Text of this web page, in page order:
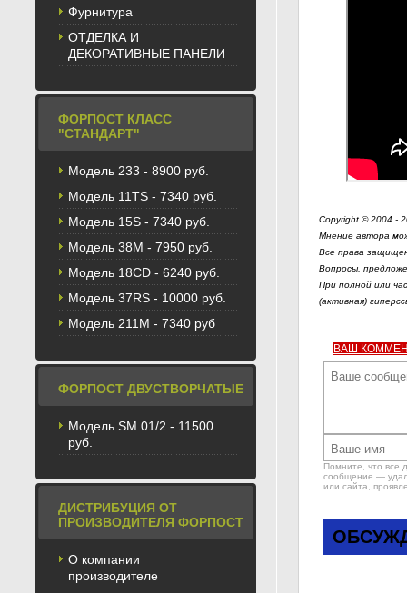
Фурнитура
ОТДЕЛКА И
ДЕКОРАТИВНЫЕ ПАНЕЛИ
ФОРПОСТ КЛАСС
"СТАНДАРТ"
Модель 233 - 8900 руб.
Модель 11TS - 7340 руб.
Модель 15S - 7340 руб.
Модель 38M - 7950 руб.
Модель 18CD - 6240 руб.
Модель 37RS - 10000 руб.
Модель 211М - 7340 руб
ФОРПОСТ ДВУСТВОРЧАТЫЕ
Модель SM 01/2 - 11500
руб.
ДИСТРИБУЦИЯ ОТ
ПРОИЗВОДИТЕЛЯ ФОРПОСТ
О компании
производителе
Copyright © 2004 -
Мнение автора
Все права
Вопросы,
При полной или
(активная)
ВАШ
Помните, что все
сообщение —
или сайта,